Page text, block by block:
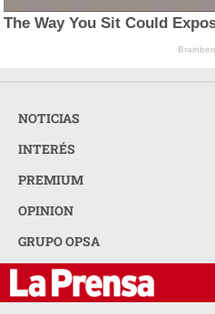
The Way You Sit Could
NOTICIAS
INTERÉS
PREMIUM
OPINION
GRUPO OPSA